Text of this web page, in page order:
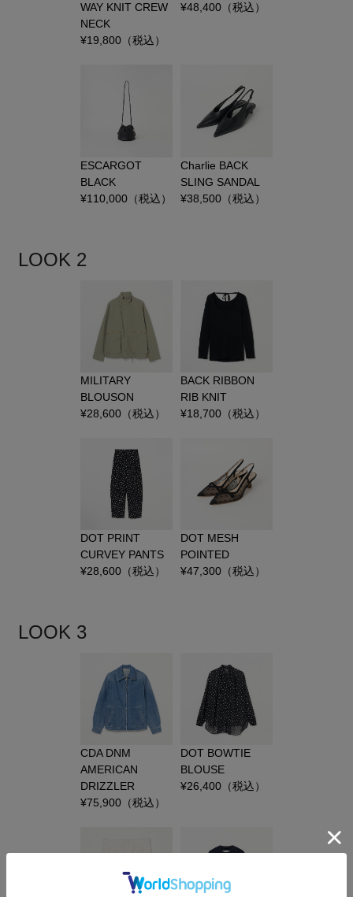
WAY KNIT CREW
NECK
¥19,800（税込）
¥48,400（税込）
ESCARGOT
BLACK
¥110,000（税込）
Charlie BACK
SLING SANDAL
¥38,500（税込）
LOOK 2
MILITARY
BLOUSON
¥28,600（税込）
BACK RIBBON
RIB KNIT
¥18,700（税込）
DOT PRINT
CURVEY PANTS
¥28,600（税込）
DOT MESH
POINTED
¥47,300（税込）
LOOK 3
CDA DNM
AMERICAN
DRIZZLER
¥75,900（税込）
DOT BOWTIE
BLOUSE
¥26,400（税込）